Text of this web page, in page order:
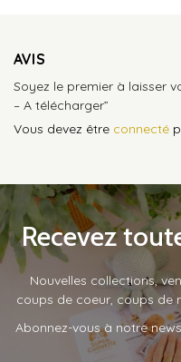
AVIS
Soyez le premier à laisser
– A télécharger”
Vous devez être connecté
Recevez
Nouvelles collections,
coups de coeur, coups de
Abonnez-vous à notre